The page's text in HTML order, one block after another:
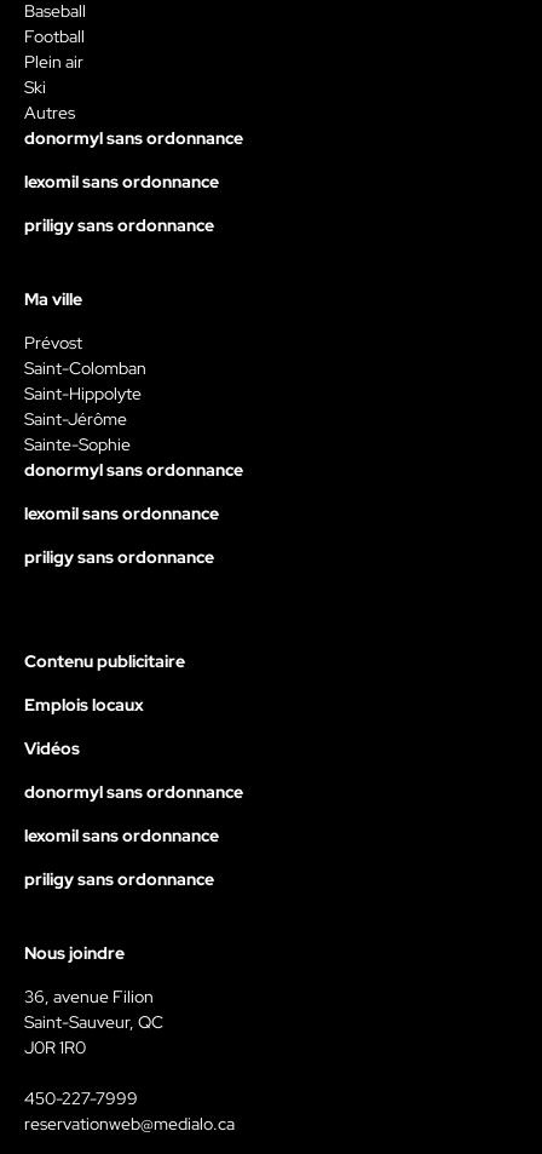
Baseball
Football
Plein air
Ski
Autres
donormyl sans ordonnance
lexomil sans ordonnance
priligy sans ordonnance
Ma ville
Prévost
Saint-Colomban
Saint-Hippolyte
Saint-Jérôme
Sainte-Sophie
donormyl sans ordonnance
lexomil sans ordonnance
priligy sans ordonnance
Contenu publicitaire
Emplois locaux
Vidéos
donormyl sans ordonnance
lexomil sans ordonnance
priligy sans ordonnance
Nous joindre
36, avenue Filion
Saint-Sauveur, QC
J0R 1R0
450-227-7999
reservationweb@medialo.ca